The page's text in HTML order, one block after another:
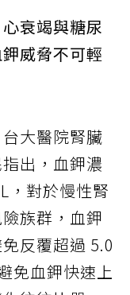
衰竭與糖尿
威脅不可輕
大醫院腎臟
出，血鉀濃
，對於慢性腎
族群，血鉀
反覆超過 5.0
免血鉀快速上